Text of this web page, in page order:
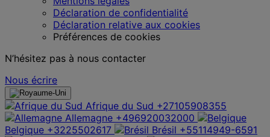
Déclaration de confidentialité
Déclaration relative aux cookies
Préférences de cookies
N’hésitez pas à nous contacter
Nous écrire
Afrique du Sud +27105908355
Allemagne +496920032000
Belgique +3225502617 Brésil +55114949-6591